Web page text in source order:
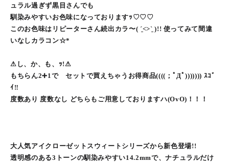
ュラル過ぎず黒目さんでも
馴染みやすいお色味になっておりますｯ♡♡♡
このお色味はリピーターさん続出カラ〜( ˊ̱˂˃ˋ̱ )!! 使ってみて間違
いなしカラコン☆*
⚠︎し、か、も、ｯ!⚠︎
もちらん2➕1で セットで買えちゃうお得商品((((；ﾟДﾟ))))))) ｽｺﾞ
ｲ‼︎
度数あり 度数なし どちらもご用意しておりますハ(OvO)！！！
大人気アイクローゼットスウィートシリーズから新色登場!!
透明感のある3トーンの馴染みやすい14.2mmで、ナチュラルだけ